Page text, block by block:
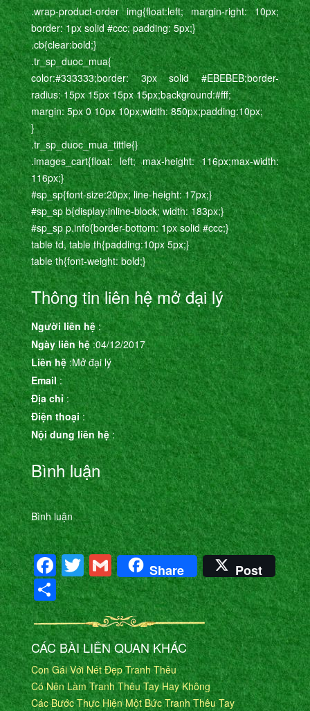
.wrap-product-order img{float:left; margin-right: 10px;
border: 1px solid #ccc; padding: 5px;}
.cb{clear:bold;}
.tr_sp_duoc_mua{
color:#333333;border: 3px solid #EBEBEB;border-
radius: 15px 15px 15px 15px;background:#fff;
margin: 5px 0 10px 10px;width: 850px;padding:10px;
}
.tr_sp_duoc_mua_tittle{}
.images_cart{float: left; max-height: 116px;max-width:
116px;}
#sp_sp{font-size:20px; line-height: 17px;}
#sp_sp b{display:inline-block; width: 183px;}
#sp_sp p.info{border-bottom: 1px solid #ccc;}
table td, table th{padding:10px 5px;}
table th{font-weight: bold;}
Thông tin liên hệ mở đại lý
Người liên hệ:
Ngày liên hệ:04/12/2017
Liên hệ:Mở đại lý
Email:
Địa chỉ:
Điện thoại:
Nội dung liên hệ:
Bình luận
Bình luận
Facebook
Twitter
Gmail
Share Post
Share
CÁC BÀI LIÊN QUAN KHÁC
Con Gái Với Nét Đẹp Tranh Thêu
Có Nên Làm Tranh Thêu Tay Hay Không
Các Bước Thực Hiện Một Bức Tranh Thêu Tay